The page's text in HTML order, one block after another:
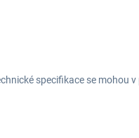
specifikace se mohou